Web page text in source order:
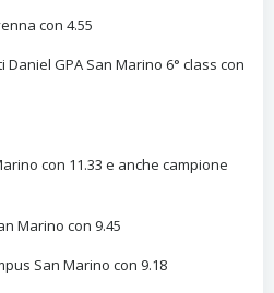
con 4.55
GPA San Marino 6° class con
con 11.33 e anche campione
Marino con 9.45
San Marino con 9.18